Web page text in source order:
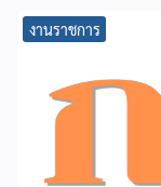
งานราชการ